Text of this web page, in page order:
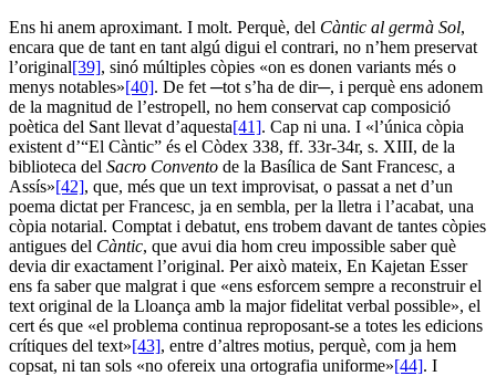
Ens hi anem aproximant. I molt. Perquè, del Càntic al germà Sol,
encara que de tant en tant algú digui el contrari, no n’hem preservat
l’original[39], sinó múltiples còpies «on es donen variants més o
menys notables»[40]. De fet ─tot s’ha de dir─, i perquè ens adonem
de la magnitud de l’estropell, no hem conservat cap composició
poètica del Sant llevat d’aquesta[41]. Cap ni una. I «l’única còpia
existent d’“El Càntic” és el Còdex 338, ff. 33r-34r, s. XIII, de la
biblioteca del Sacro Convento de la Basílica de Sant Francesc, a
Assís»[42], que, més que un text improvisat, o passat a net d’un
poema dictat per Francesc, ja en sembla, per la lletra i l’acabat, una
còpia notarial. Comptat i debatut, ens trobem davant de tantes còpies
antigues del Càntic, que avui dia hom creu impossible saber què
devia dir exactament l’original. Per això mateix, En Kajetan Esser
ens fa saber que malgrat i que «ens esforcem sempre a reconstruir el
text original de la Lloança amb la major fidelitat verbal possible», el
cert és que «el problema continua reproposant-se a totes les edicions
crítiques del text»[43], entre d’altres motius, perquè, com ja hem
copsat, ni tan sols «no ofereix una ortografia uniforme»[44]. I